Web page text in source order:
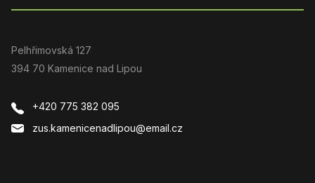
Pelhřimovská 127
394 70 Kamenice nad Lipou
+420 775 382 095
zus.kamenicenadlipou@email.cz